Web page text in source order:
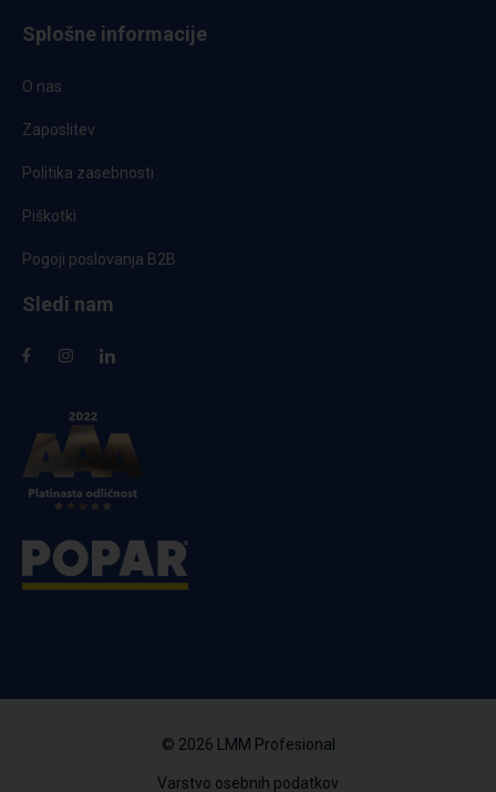
Splošne informacije
O nas
Zaposlitev
Politika zasebnosti
Piškotki
Pogoji poslovanja B2B
Sledi nam
© 2026 LMM Profesional
Varstvo osebnih podatkov